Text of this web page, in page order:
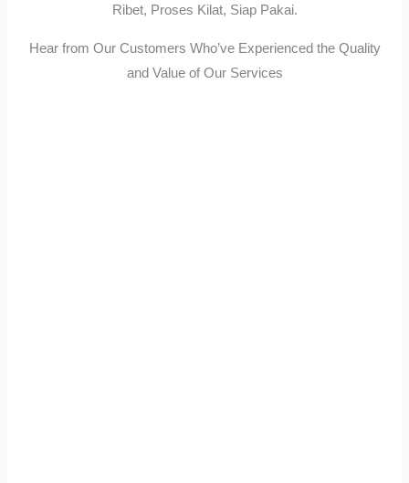
Ribet, Proses Kilat, Siap Pakai.
Hear from Our Customers Who’ve Experienced the Quality
and Value of Our Services